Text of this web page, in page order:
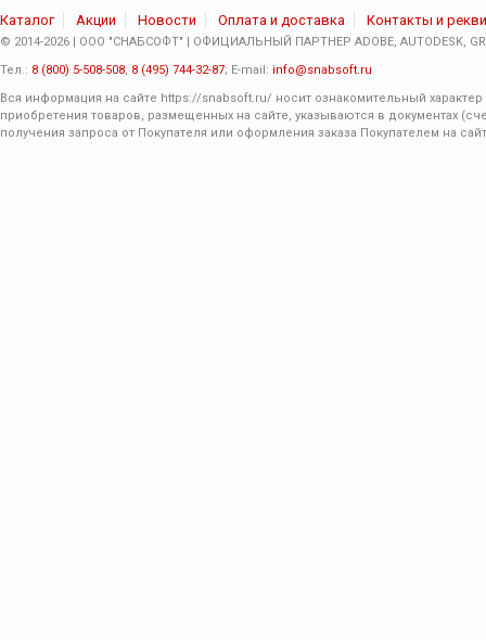
Каталог Акции Новости Оплата и доставка Контакты и
© 2014-2026 | ООО "СНАБСОФТ" | ОФИЦИАЛЬНЫЙ ПАРТНЕР ADOBE, AUTODESK,
Тел.: 8 (800) 5-508-508, 8 (495) 744-32-87; E-mail: info@snabsoft.ru
Вся информация на сайте https://snabsoft.ru/ носит ознакомительный
приобретения товаров, размещенных на сайте, указываются в документах
получения запроса от Покупателя или оформления заказа Покупателем на